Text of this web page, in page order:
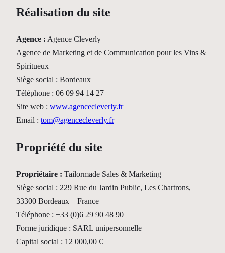
Réalisation du site
Agence : Agence Cleverly
Agence de Marketing et de Communication pour les Vins &
Spiritueux
Siège social : Bordeaux
Téléphone : 06 09 94 14 27
Site web : www.agencecleverly.fr
Email : tom@agencecleverly.fr
Propriété du site
Propriétaire : Tailormade Sales & Marketing
Siège social : 229 Rue du Jardin Public, Les Chartrons,
33300 Bordeaux – France
Téléphone : +33 (0)6 29 90 48 90
Forme juridique : SARL unipersonnelle
Capital social : 12 000,00 €